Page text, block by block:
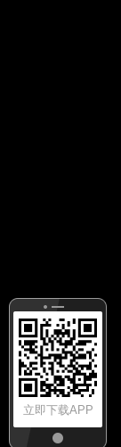
立即下载APP